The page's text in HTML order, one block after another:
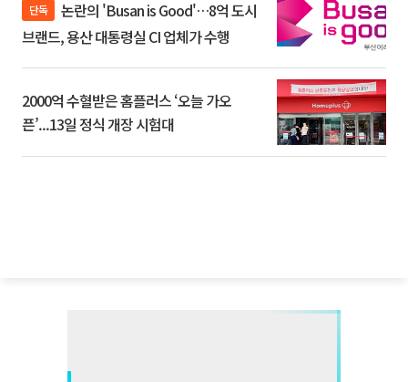
단독
브랜드, 용산 대통령실 CI 업체가 수행
2000억 수혈받은 홈플러스 ‘오늘 가오
픈’...13일 정식 개장 시험대